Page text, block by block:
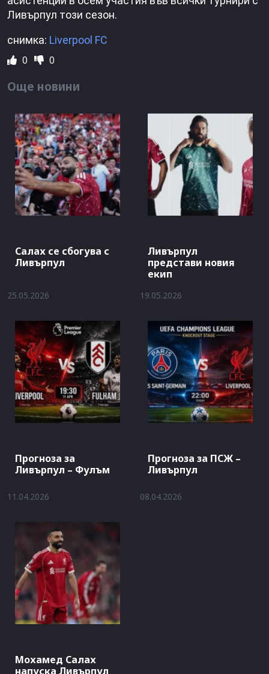
Ливърпул този сезон.
снимка: Liverpool FC
0 0
Още новини
Салах се сбогува с
Ливърпул
25.05.2026
Ливърпул
представи новия
екип
19.05.2026
Прогноза за
Ливърпул – Фулъм
11.04.2026
Прогноза за ПСЖ –
Ливърпул
08.04.2026
Мохамед Салах
напуска Ливърпул